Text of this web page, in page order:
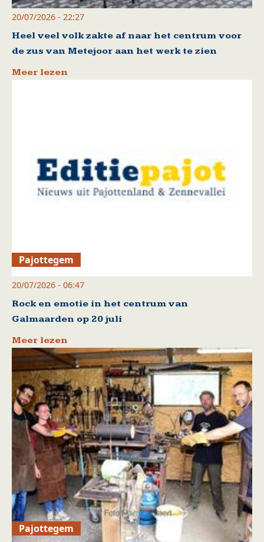
20/07/2026 - 22:27
Heel veel volk zakte af naar het centrum voor
de zus van Metejoor aan het werk te zien
Meer lezen
Pajottegem
20/07/2026 - 06:47
Rock en emotie in het centrum van
Galmaarden op 20 juli
Meer lezen
Pajottegem